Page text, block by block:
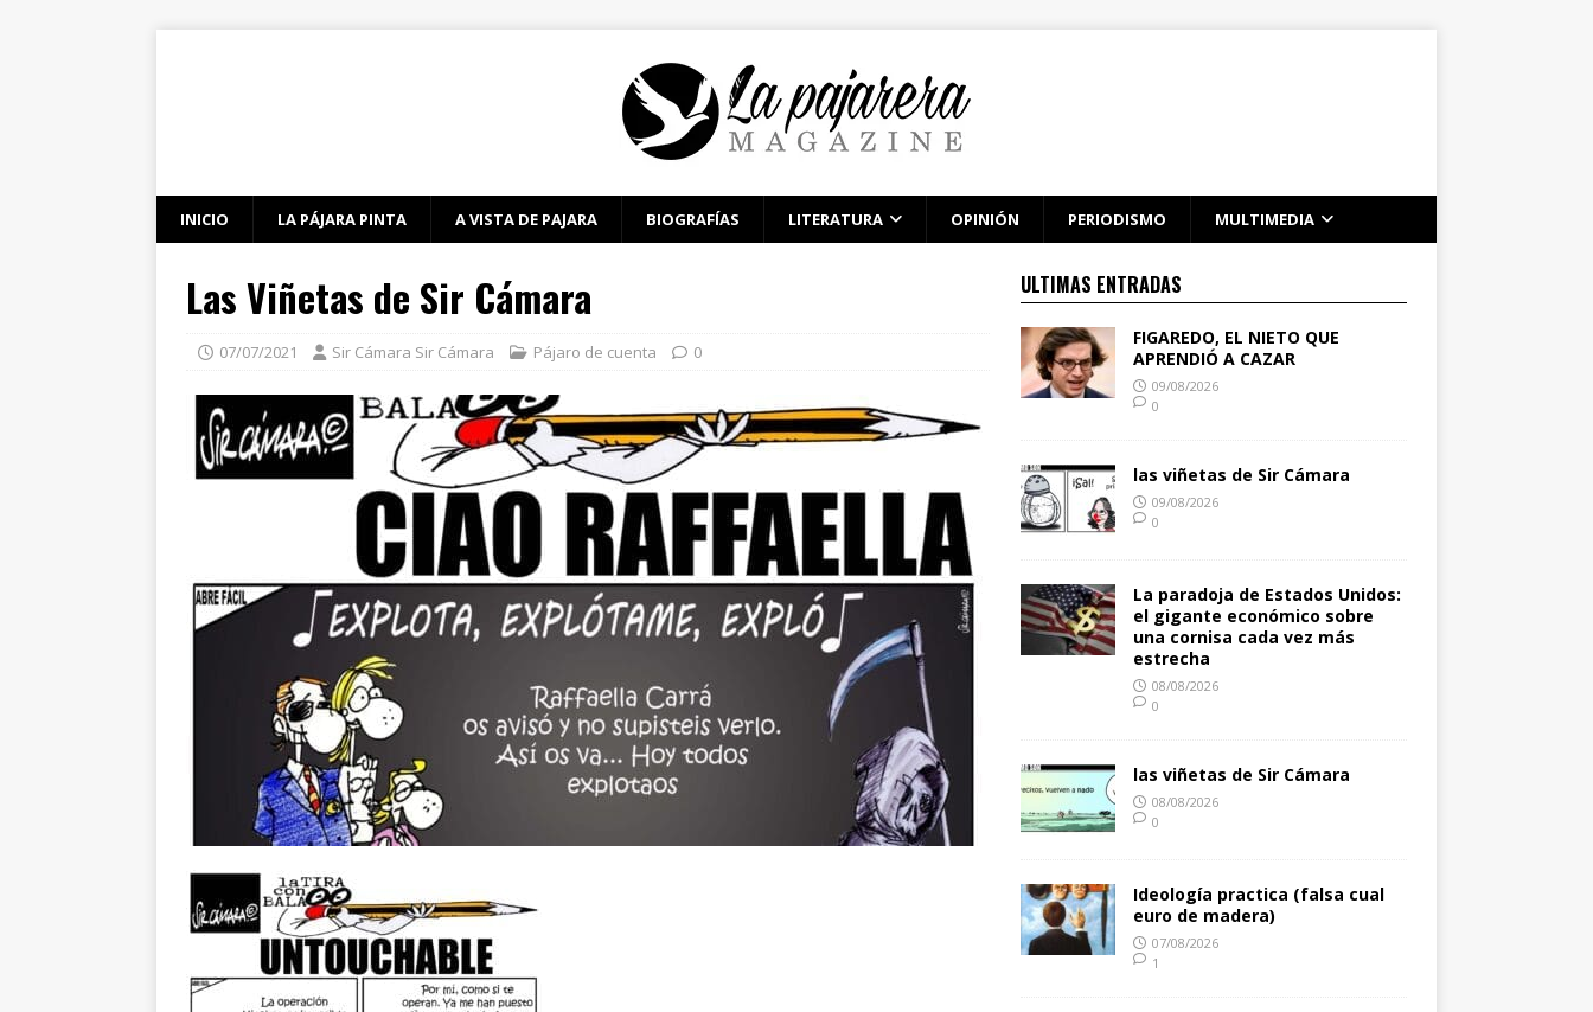
INICIO LA PÁJARA PINTA A VISTA DE PAJARA BIOGRAFÍAS LITERATURA OPINIÓN PERIODISMO MULTIMEDIA
Las Viñetas de Sir Cámara
07/07/2021 Sir Cámara Sir Cámara Pájaro de cuenta 0
ULTIMAS ENTRADAS
FIGAREDO, EL NIETO QUE
APRENDIÓ A CAZAR
09/08/2026
0
las viñetas de Sir Cámara
09/08/2026
0
La paradoja de Estados Unidos:
el gigante económico sobre
una cornisa cada vez más
estrecha
08/08/2026
0
las viñetas de Sir Cámara
08/08/2026
0
Ideología practica (falsa cual
euro de madera)
07/08/2026
1